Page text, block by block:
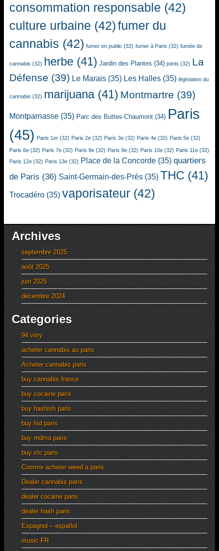
consommation responsable (42)
culture urbaine (42)fumer du
cannabis (42) fumer en public (32) fumer à Paris (32) fumée de
cannabis (32) herbe (41) Jardin des Plantes (34) joints (32) La
Défense (39) Le Marais (35) Les Halles (35) législation du
cannabis (32) marijuana(41) Montmartre (39)
Montparnasse (35) Parc des Buttes-Chaumont (34) Paris
(45) Paris 1er (32) Paris 2e (32) Paris 3e (32) Paris 4e (32) Paris 5e (32)
Paris 6e (32) Paris 7e (32) Paris 8e (32) Paris 9e (32) Paris 10e (32) Paris 11e (32)
Paris 12e (32) Paris 13e (32) Place de la Concorde (35) quartiers
de Paris (36) Saint-Germain-des-Prés (35) THC (41)
Trocadéro (35) vaporisateur (42)
Archives
septembre 2025
août 2025
juin 2025
décembre 2024
Categories
94 vitry
acheter cannabis au paris
Acheter cannabis paris
buy cannabis france
buy cocaine paris
buy hashish paris
buy lsd paris
buy mdma paris
buy xtc paris
Comme acheter weed a paris
Dealer cannabis paris
dealer cocaine paris
dealer hash paris
Espagnol – español
music FR